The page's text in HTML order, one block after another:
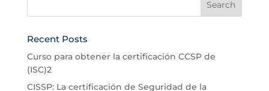
Recent Posts
Curso para obtener la certificación CCSP de
(ISC)2
CISSP: La certificación de Seguridad de la